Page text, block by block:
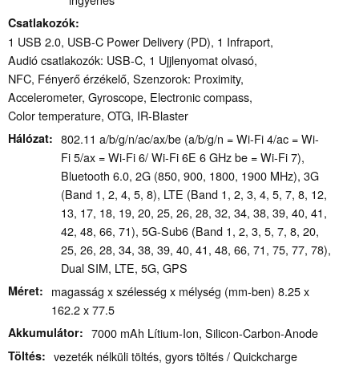
Csatlakozók
1 USB 2.0, USB-C Power Delivery (PD), 1 Infraport,
Audió csatlakozók: USB-C, 1 Ujjlenyomat olvasó,
NFC, Fényerő érzékelő, Szenzorok: Proximity,
Accelerometer, Gyroscope, Electronic compass,
Color temperature, OTG, IR-Blaster
Hálózat
802.11 a/​b/​g/​n/​ac/​ax/​be (a/b/g/n = Wi-Fi 4/ac = Wi-
Fi 5/ax = Wi-Fi 6/ Wi-Fi 6E 6 GHz be = Wi-Fi 7),
Bluetooth 6.0, 2G (850, 900, 1800, 1900 MHz), 3G
(Band 1, 2, 4, 5, 8), LTE (Band 1, 2, 3, 4, 5, 7, 8, 12,
13, 17, 18, 19, 20, 25, 26, 28, 32, 34, 38, 39, 40, 41,
42, 48, 66, 71), 5G-Sub6 (Band 1, 2, 3, 5, 7, 8, 20,
25, 26, 28, 34, 38, 39, 40, 41, 48, 66, 71, 75, 77, 78),
Dual SIM, LTE, 5G, GPS
Méret
magasság x szélesség x mélység (mm-ben) 8.25 x
162.2 x 77.5
Akkumulátor 7000 mAh Lítium-Ion, Silicon-Carbon-Anode
Töltés vezeték nélküli töltés, gyors töltés / Quickcharge